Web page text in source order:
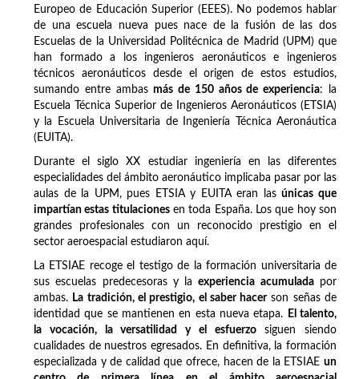
Europeo de Educación Superior (EEES). No podemos hablar
de una escuela nueva pues nace de la fusión de las dos
Escuelas de la Universidad Politécnica de Madrid (UPM) que
han formado a los ingenieros aeronáuticos e ingenieros
técnicos aeronáuticos desde el origen de estos estudios,
sumando entre ambasmás de 150 años de experiencia: la
Escuela Técnica Superior de Ingenieros Aeronáuticos (ETSIA)
y la Escuela Universitaria de Ingeniería Técnica Aeronáutica
(EUITA).
Durante el siglo XX estudiar ingeniería en las diferentes
especialidades del ámbito aeronáutico implicaba pasar por las
aulas de la UPM, pues ETSIA y EUITA eran lasúnicas que
impartían estas titulacionesen toda España. Los que hoy son
grandes profesionales con un reconocido prestigio en el
sector aeroespacial estudiaron aquí.
La ETSIAE recoge el testigo de la formación universitaria de
sus escuelas predecesoras y laexperiencia acumuladapor
ambas. La tradición, el prestigio, el saber hacerson señas de
identidad que se mantienen en esta nueva etapa.
El talento,
la vocación, la versatilidad y el esfuerzosiguen siendo
cualidades de nuestros egresados. En definitiva, la formación
especializada y de calidad que ofrece, hacen de la ETSIAE un